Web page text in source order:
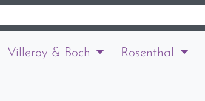
Villeroy & Boch Rosenthal